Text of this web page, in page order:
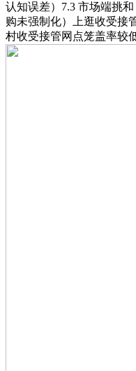
认知误差）7.3 市场端挑
购未强制化）上逛收受接
村收受接管网点笼盖率较